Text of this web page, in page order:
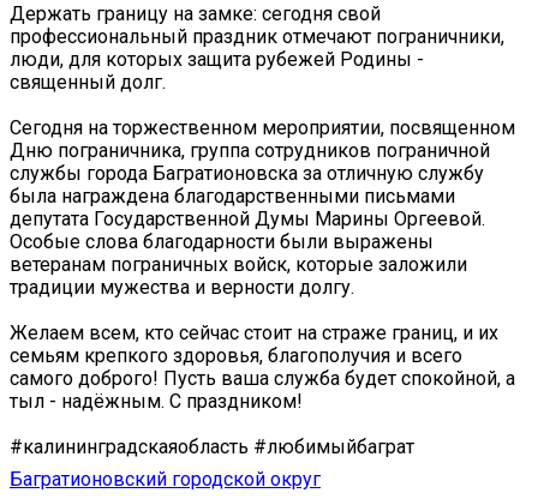
Держать границу на замке: сегодня свой
профессиональный праздник отмечают пограничники,
люди, для которых защита рубежей Родины -
священный долг.
Сегодня на торжественном мероприятии, посвященном
Дню пограничника, группа сотрудников пограничной
службы города Багратионовска за отличную службу
была награждена благодарственными письмами
депутата Государственной Думы Марины Оргеевой.
Особые слова благодарности были выражены
ветеранам пограничных войск, которые заложили
традиции мужества и верности долгу.
Желаем всем, кто сейчас стоит на страже границ, и их
семьям крепкого здоровья, благополучия и всего
самого доброго! Пусть ваша служба будет спокойной, а
тыл - надёжным. С праздником!
#калининградскаяобласть #любимыйбаграт
Багратионовский городской округ